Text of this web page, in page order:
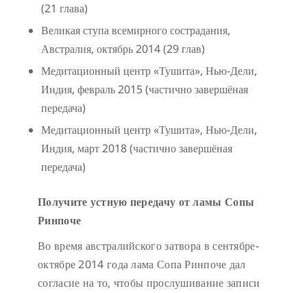
(21 глава)
Великая ступа всемирного сострадания,
Австралия, октябрь 2014 (29 глав)
Медитационный центр «Тушита», Нью-Дели,
Индия, февраль 2015 (частично завершёная
передача)
Медитационный центр «Тушита», Нью-Дели,
Индия, март 2018 (частично завершёная
передача)
Получите устную передачу от ламы Сопы
Ринпоче
Во время австралийского затвора в сентябре-
октябре 2014 года лама Сопа Ринпоче дал
согласие на то, чтобы прослушивание записи